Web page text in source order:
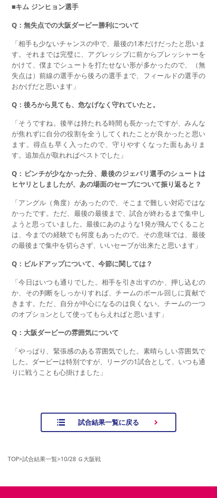
■キム ジンヒョン選手
Q：無失点での大阪ダービー勝利について
「相手も少ないチャンスの中で、最後の1本だけだったと思いま
す。それまでは完璧に、アグレッシブに前からプレッシャーを
かけて、僕までシュートを打たせない形が多かったので、（無
失点は）前線の選手から後ろの選手まで、フィールドの選手の
おかげだと思います」
Q：後ろから見ても、危なげなく守れていたと。
「そうですね。後半は持たれる時間も長かったですが、みんな
が焦れずに自分の役割を全うしてくれたことが良かったと思い
ます。得点も早く入ったので、守りやすくなった面もありま
す。追加点が取れればベストでした」
Q：ピンチが少なかった分、最後のジェバリ選手のシュートは
ヒヤリとしましたが、あの場面のセーブについて振り返ると？
「アングル（角度）があったので、そこまで難しい対応ではな
かったです。ただ、最後の最後まで、試合が終わるまで集中し
ようと思っていました。最後にあのような1発が飛んでくること
は、今までの経験でも何度もあったので。その意味では、最後
の最後まで集中を切らさず、いいセーブが出来たと思います」
Q：ビルドアップについて、今節に関しては？
「今日はいつも通りでした。相手を引き出すのか、押し込むの
か、その判断をしっかりすれば、チームのボール回しに貢献で
きます。ただ、自分が中心になるのは良くない。チームの一つ
のオプションとして使ってもらえればと思います」
Q：大阪ダービーの雰囲気について
「やっぱり、緊張感のある雰囲気でした。素晴らしい雰囲気で
した。ダービーは特別ですが、リーグの1試合として、いつも通
りに戦うことも心掛けました」
試合結果一覧に戻る
TOP>試合結果一覧>10/28 Ｇ大阪戦